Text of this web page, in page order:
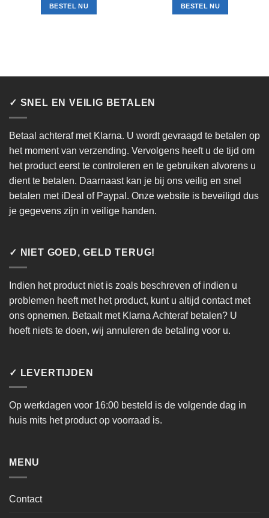
BESTEL NU BESTEL NU
✓ SNEL EN VEILIG BETALEN
Betaal achteraf met Klarna. U wordt gevraagd te betalen op
het moment van verzending. Vervolgens heeft u de tijd om
het product eerst te controleren en te gebruiken alvorens u
dient te betalen. Daarnaast kan je bij ons veilig en snel
betalen met iDeal of Paypal. Onze website is beveiligd dus
je gegevens zijn in veilige handen.
✓ NIET GOED, GELD TERUG!
Indien het product niet is zoals beschreven of indien u
problemen heeft met het product, kunt u altijd contact met
ons opnemen. Betaalt met Klarna Achteraf betalen? U
hoeft niets te doen, wij annuleren de betaling voor u.
✓ LEVERTIJDEN
Op werkdagen voor 16:00 besteld is de volgende dag in
huis mits het product op voorraad is.
MENU
Contact